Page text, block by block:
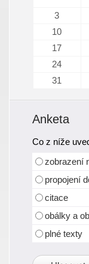
3
10
17
24
31
Anketa
Co z níže
zobrazení
propojení
citace
obálky a
plné texty